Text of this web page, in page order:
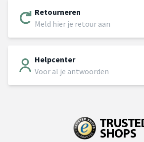
Retourneren
Meld hier je retour aan
Helpcenter
Voor al je antwoorden